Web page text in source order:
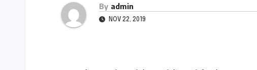
By admin
NOV 22, 2019